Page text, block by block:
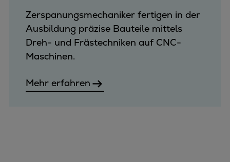
Zerspanungsmechaniker fertigen in der
Ausbildung präzise Bauteile mittels
Dreh- und Frästechniken auf CNC-
Maschinen.
Mehr erfahren